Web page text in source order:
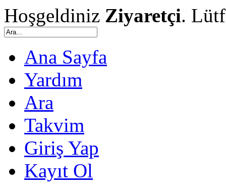
Hoşgeldiniz Ziyaretçi.
Ana Sayfa
Yardım
Ara
Takvim
Giriş Yap
Kayıt Ol